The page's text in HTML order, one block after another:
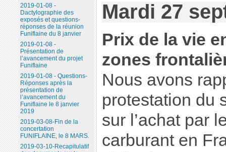
Mardi 27
Prix de la vie
zones
Nous avons
protestation du
sur l’achat par
carburant en
2019-01-08 -
Dactylographie des
exposés et questions-
réponses de la réunion
Funiflaine du 8 janvier
2019-01-08 -
Présentation de
l’avancement du projet
Funiflaine
2019-01-08 - Questions-
Réponses après la
présentation de
l’avancement du
Funiflaine le 8 janvier
2019
2019-03-08-Fin de la
concertation
FUNIFLAINE, le 8 MARS.
2019-03-10-Recapitulatif